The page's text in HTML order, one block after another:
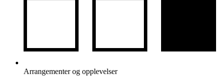
Arrangementer og opplevelser